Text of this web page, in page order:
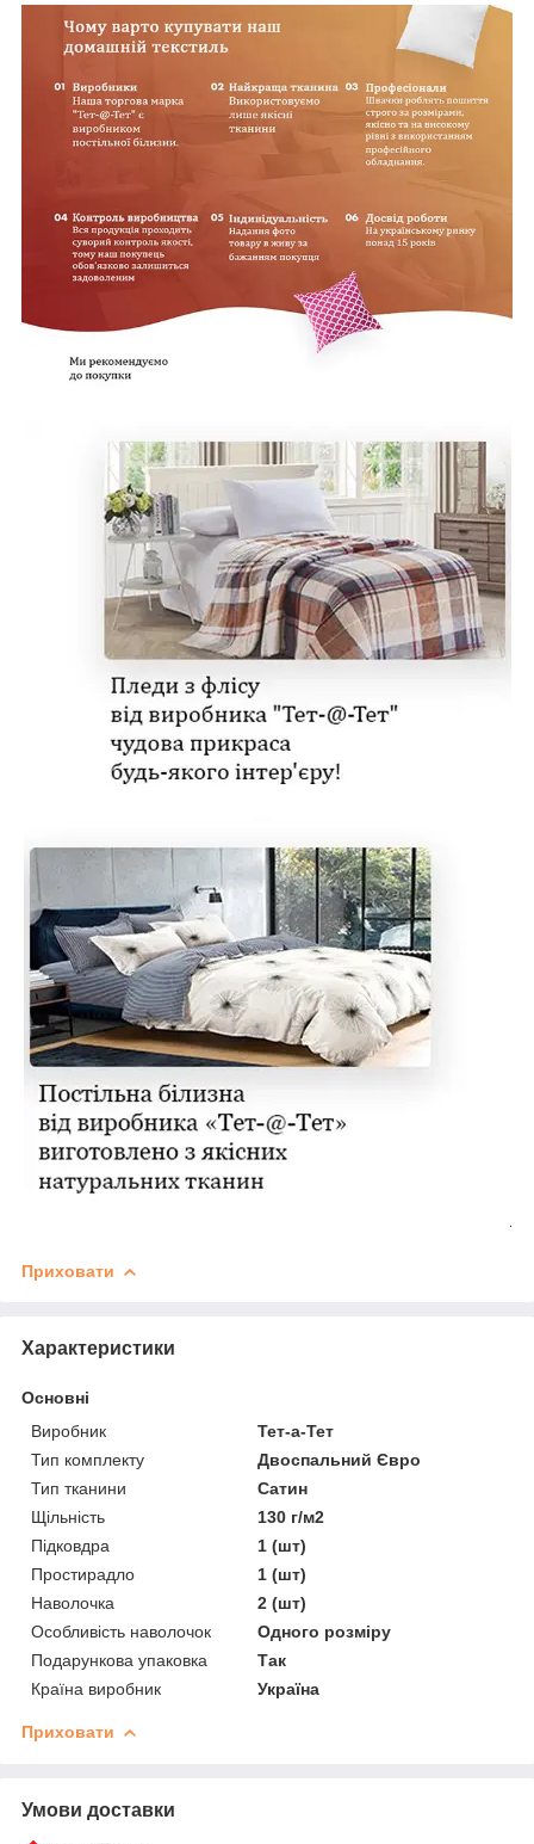
Приховати
Характеристики
Основні
Виробник
Тет-а-Тет
Тип комплекту
Двоспальний Євро
Тип тканини
Сатин
Щільність
130 г/м2
Підковдра
1 (шт)
Простирадло
1 (шт)
Наволочка
2 (шт)
Особливість наволочок
Одного розміру
Подарункова упаковка
Так
Країна виробник
Україна
Приховати
Умови доставки